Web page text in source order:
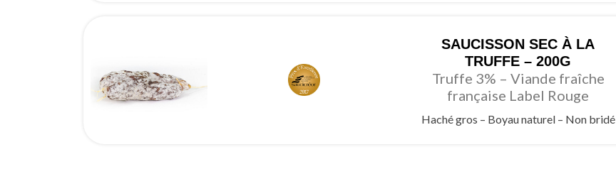
SAUCISSON SEC À LA
TRUFFE – 200G
Truffe 3% – Viande fraîche
française Label Rouge
Haché gros – Boyau naturel – Non bridé